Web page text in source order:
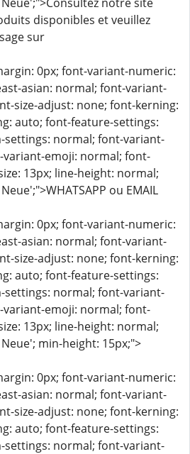
disponibles et veuillez
sur
0px; font-variant-numeric:
asian: normal; font-variant-
size-adjust: none; font-kerning:
auto; font-feature-settings:
normal; font-variant-
emoji: normal; font-
13px; line-height: normal;
ou EMAIL
0px; font-variant-numeric:
asian: normal; font-variant-
size-adjust: none; font-kerning:
auto; font-feature-settings:
normal; font-variant-
emoji: normal; font-
13px; line-height: normal;
min-height: 15px;">
0px; font-variant-numeric:
asian: normal; font-variant-
size-adjust: none; font-kerning:
auto; font-feature-settings:
normal; font-variant-